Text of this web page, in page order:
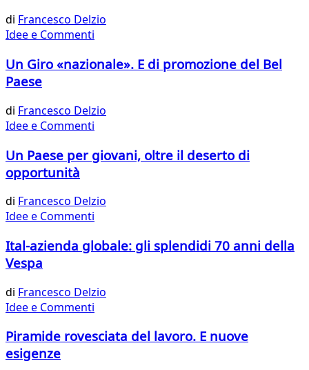
di Francesco Delzio
Idee e Commenti
Un Giro «nazionale». E di promozione del Bel
Paese
di Francesco Delzio
Idee e Commenti
Un Paese per giovani, oltre il deserto di
opportunità
di Francesco Delzio
Idee e Commenti
Ital-azienda globale: gli splendidi 70 anni della
Vespa
di Francesco Delzio
Idee e Commenti
Piramide rovesciata del lavoro. E nuove
esigenze